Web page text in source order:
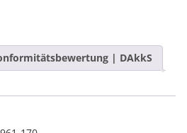
| DAkkS